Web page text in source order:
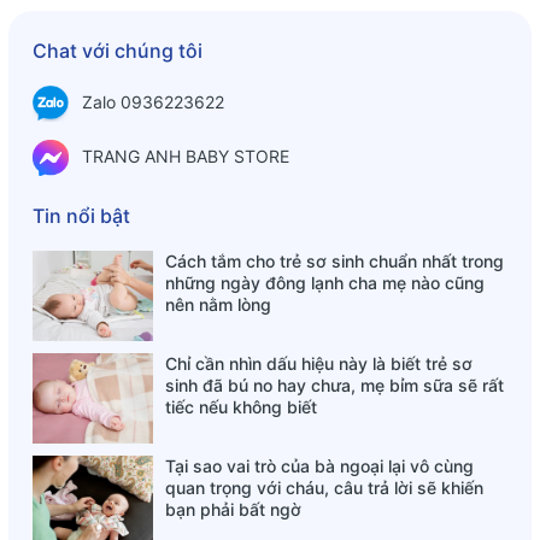
Các sản phẩm từ sợi tre mềm mại, không bị xơ cứng gây
trầy xước cho da, thân thiện với cơ thể. Bạn sẽ cảm thấy
nhẹ nhàng, thoải mái khi sử dụng vào mùa hè rất mát mẻ,
và vào mùa đông thì ấm áp.
Chu kỳ sống của sản phẩm phù hợp với yêu cầu bảo vệ môi
sống. Tre mọc ở thiên nhiên, hiếm khi bị ảnh hưởng bởi các
yếu tố ô nhiễm, thuốc trừ sâu và các chất có hại. Trong quá
trình khai thác nguyên liệu và quy trình sản xuất sử dụng
phương pháp vật lý, không có hóa chất, không gây ô
nhiễm. Do đó sợi tre hoàn toàn không độc hại, an toàn, sạch
sẽ. Khi không sử dụng nữa, các sản phẩm từ sợi tre có khả
năng phân hủy sinh học 100%, thực sự thân thiện đối với
môi trường.
+ Cốc uống nước sợi tre Royal Care – AN TOÀN CHO SỨC
KHỎE CỦA BÉ
Chat với chúng tôi
Zalo 0936223622
TRANG ANH BABY STORE
Tin nổi bật
Cách tắm cho trẻ sơ sinh chuẩn nhất trong
những ngày đông lạnh cha mẹ nào cũng
nên nằm lòng
Chỉ cần nhìn dấu hiệu này là biết trẻ sơ
sinh đã bú no hay chưa, mẹ bỉm sữa sẽ rất
tiếc nếu không biết
Tại sao vai trò của bà ngoại lại vô cùng
quan trọng với cháu, câu trả lời sẽ khiến
bạn phải bất ngờ